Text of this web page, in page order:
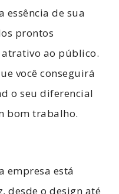
essência de sua
prontos
atrativo ao público.
você conseguirá
o seu diferencial
bom trabalho.
empresa está
desde o design até